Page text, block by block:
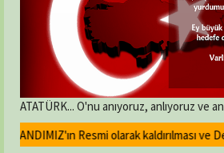
ATATÜRK... O'nu anıyoruz, anlıyoruz ve
Resmi olarak kaldırılması ve